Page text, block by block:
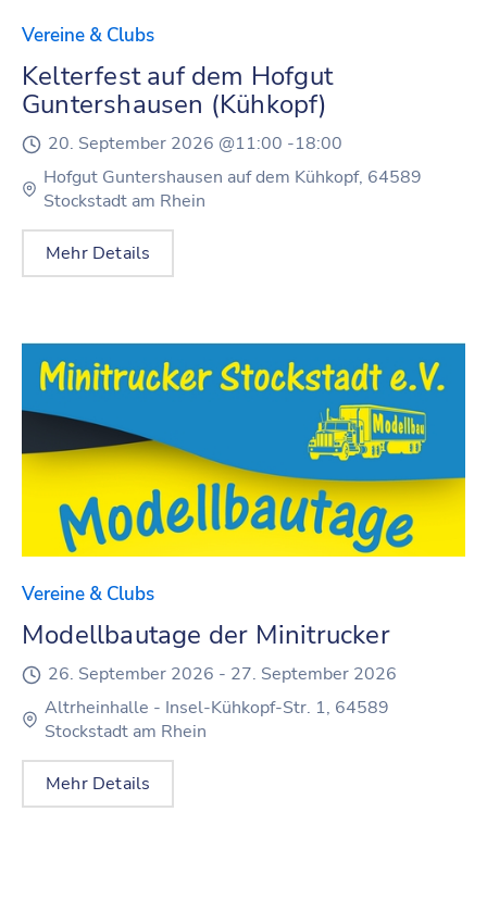
Vereine & Clubs
Kelterfest auf dem Hofgut
Guntershausen (Kühkopf)
20. September 2026 @11:00 -18:00
Hofgut Guntershausen auf dem Kühkopf, 64589
Stockstadt am Rhein
Mehr Details
Vereine & Clubs
Modellbautage der Minitrucker
26. September 2026 - 27. September 2026
Altrheinhalle - Insel-Kühkopf-Str. 1, 64589
Stockstadt am Rhein
Mehr Details